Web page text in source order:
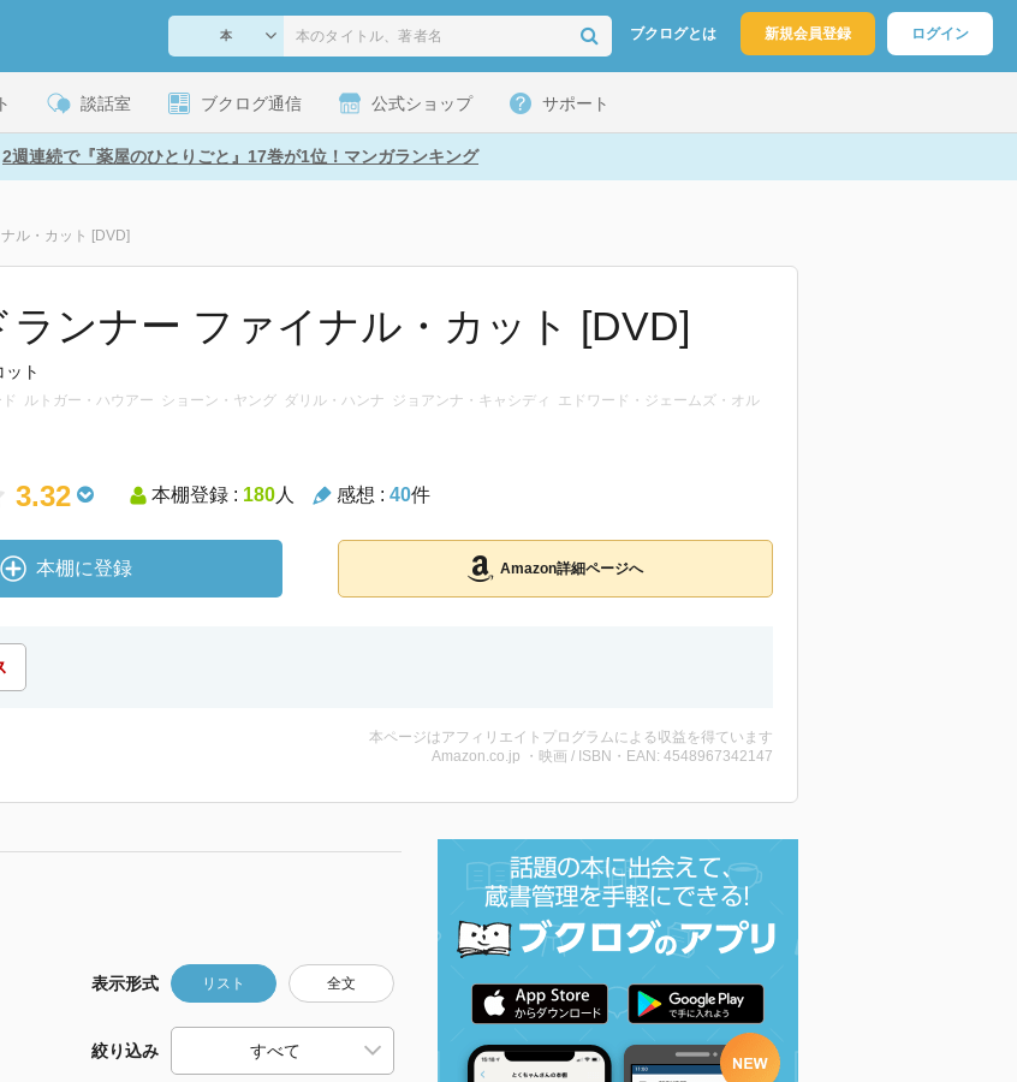
ブクログとは 新規会員登録 ログイン
談話室 ブクログ通信 公式ショップ サポート
2週連続で『薬屋のひとりごと』17巻が1位！マンガランキング
ル・カット [DVD]
ランナー ファイナル・カット [DVD]
ット
ド ルトガー・ハウアー ショーン・ヤング ダリル・ハンナ ジョアンナ・キャシディ エドワード・ジェームズ・オル
3.32 本棚登録 : 180人 感想 : 40件
本棚に登録 Amazon詳細ページへ
本ページはアフィリエイトプログラムによる収益を得ています
Amazon.co.jp ・映画 / ISBN・EAN: 4548967342147
表示形式 リスト 全文
絞り込み